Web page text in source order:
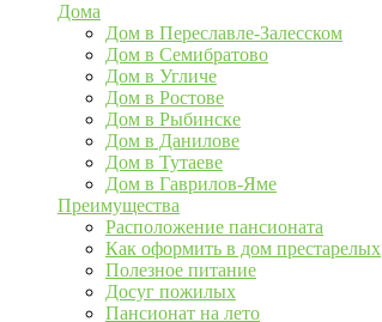
Дома
Дом в Переславле-Залесском
Дом в Семибратово
Дом в Угличе
Дом в Ростове
Дом в Рыбинске
Дом в Данилове
Дом в Тутаеве
Дом в Гаврилов-Яме
Преимущества
Расположение пансионата
Как оформить в дом престарелых
Полезное питание
Досуг пожилых
Пансионат на лето